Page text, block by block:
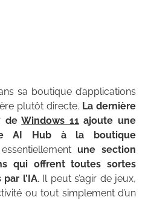
sa boutique d’applications
plutôt directe. La dernière
deWindows 11ajoute une
AI Hub à la boutique
une section
qui offrent toutes sortes
l’IA. Il peut s’agir de jeux,
ou tout simplement d’un